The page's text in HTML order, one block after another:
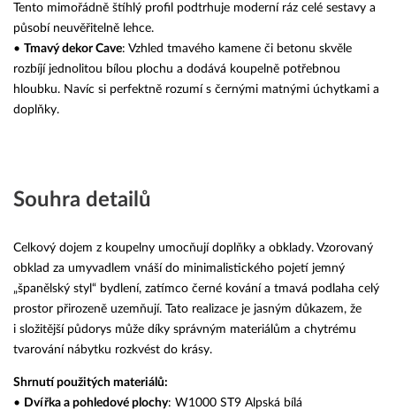
Tento mimořádně štíhlý profil podtrhuje moderní ráz celé sestavy a
působí neuvěřitelně lehce.
• Tmavý dekor Cave: Vzhled tmavého kamene či betonu skvěle
rozbíjí jednolitou bílou plochu a dodává koupelně potřebnou
hloubku. Navíc si perfektně rozumí s černými matnými úchytkami a
doplňky.
Souhra detailů
Celkový dojem z koupelny umocňují doplňky a obklady. Vzorovaný
obklad za umyvadlem vnáší do minimalistického pojetí jemný
„španělský styl“ bydlení, zatímco černé kování a tmavá podlaha celý
prostor přirozeně uzemňují. Tato realizace je jasným důkazem, že
i složitější půdorys může díky správným materiálům a chytrému
tvarování nábytku rozkvést do krásy.
Shrnutí použitých materiálů:
• Dvířka a pohledové plochy: W1000 ST9 Alpská bílá